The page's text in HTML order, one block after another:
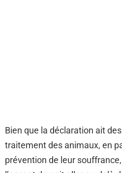
Bien que la déclaration ait
traitement des animaux, en
prévention de leur